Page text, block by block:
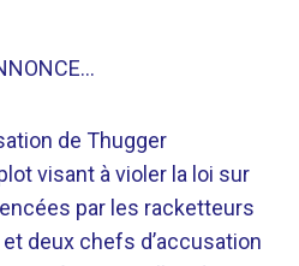
de Thugger
visant à violer la loi sur
par les racketteurs
deux chefs d’accusation